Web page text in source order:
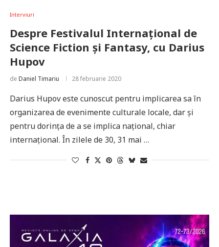
Interviuri
Despre Festivalul Internațional de
Science Fiction și Fantasy, cu Darius
Hupov
de Daniel Timariu 28 februarie 2020
Darius Hupov este cunoscut pentru implicarea sa în
organizarea de evenimente culturale locale, dar și
pentru dorința de a se implica național, chiar
internațional. În zilele de 30, 31 mai …